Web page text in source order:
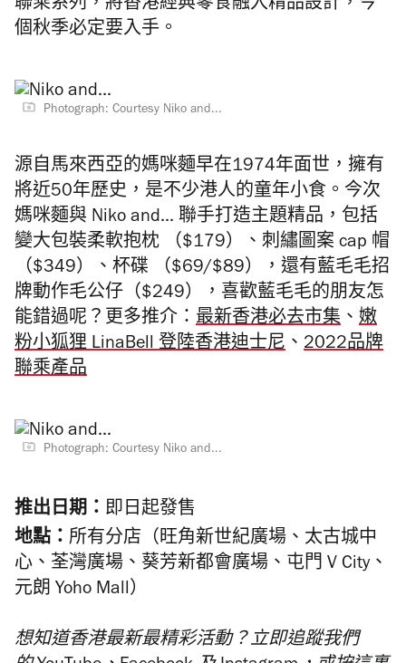
聯乘系列，將香港經典零食融入精品設計，今
個秋季必定要入手。
Photograph: Courtesy Niko and...
源自馬來西亞的媽咪麵早在1974年面世，擁有
將近50年歷史，是不少港人的童年小食。今次
媽咪麵與 Niko and... 聯手打造主題精品，包括
變大包裝柔軟抱枕 （$179）、刺繡圖案 cap 帽
（$349）、杯碟 （$69/$89），還有藍毛毛招
牌動作毛公仔（$249），喜歡藍毛毛的朋友怎
能錯過呢？更多推介： 最新香港必去市集 、 嫩
粉小狐狸 LinaBell 登陸香港迪士尼 、 2022品牌
聯乘產品
Photograph: Courtesy Niko and...
推出日期： 即日起發售
地點： 所有分店（旺角新世紀廣場、太古城中
心、荃灣廣場、葵芳新都會廣場、屯門 V City、
元朗 Yoho Mall）
想知道香港最新最精彩活動？立即追蹤我們